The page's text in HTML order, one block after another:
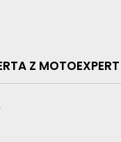
Z MOTOEXPERT